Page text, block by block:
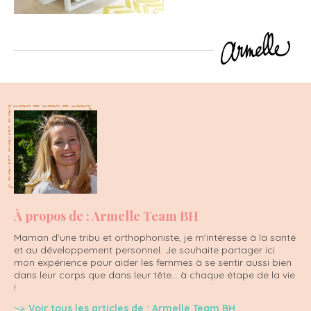
À propos de : Armelle Team BH
Maman d'une tribu et orthophoniste, je m'intéresse à la santé
et au développement personnel. Je souhaite partager ici
mon expérience pour aider les femmes à se sentir aussi bien
dans leur corps que dans leur tête... à chaque étape de la vie
!
Voir tous les articles de : Armelle Team BH